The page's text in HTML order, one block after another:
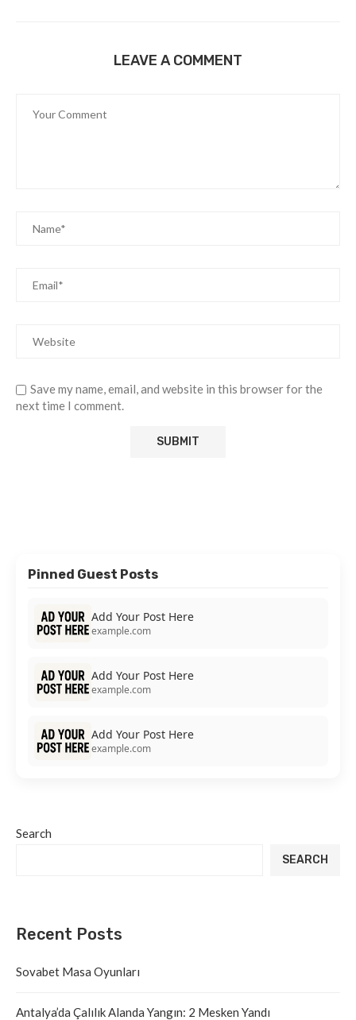
LEAVE A COMMENT
Save my name, email, and website in this browser for the
next time I comment.
Pinned Guest Posts
Add Your Post Here
example.com
Add Your Post Here
example.com
Add Your Post Here
example.com
Search
SEARCH
Recent Posts
Sovabet Masa Oyunları
Antalya’da Çalılık Alanda Yangın: 2 Mesken Yandı